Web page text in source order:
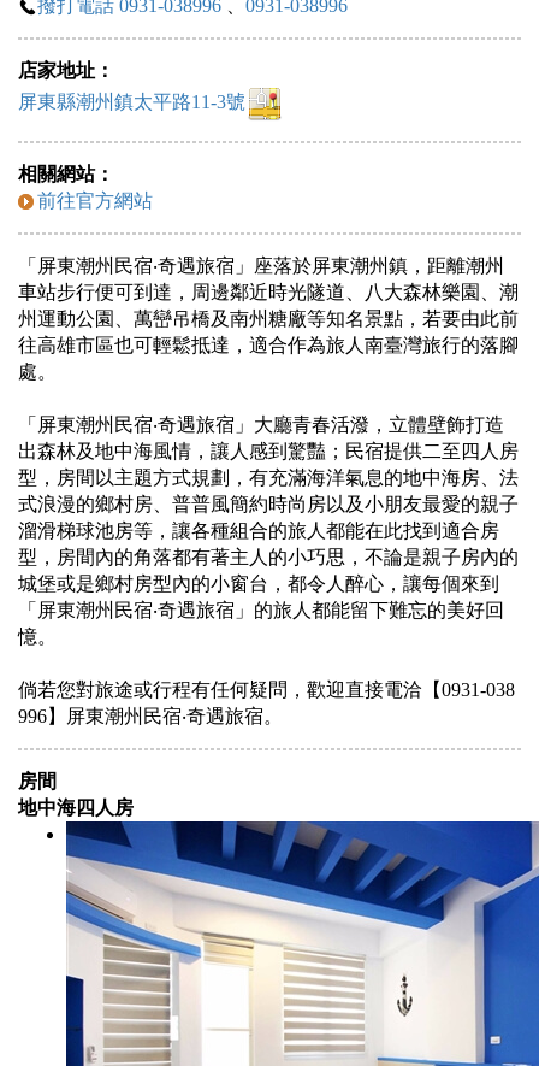
撥打電話 0931-038996 0931-038996
店家地址：
屏東縣潮州鎮太平路11-3號
相關網站：
前往官方網站
「屏東潮州民宿‧奇遇旅宿」座落於屏東潮州鎮，距離潮州
車站步行便可到達，周邊鄰近時光隧道、八大森林樂園、潮
州運動公園、萬巒吊橋及南州糖廠等知名景點，若要由此前
往高雄市區也可輕鬆抵達，適合作為旅人南臺灣旅行的落腳
處。
「屏東潮州民宿‧奇遇旅宿」大廳青春活潑，立體壁飾打造
出森林及地中海風情，讓人感到驚豔；民宿提供二至四人房
型，房間以主題方式規劃，有充滿海洋氣息的地中海房、法
式浪漫的鄉村房、普普風簡約時尚房以及小朋友最愛的親子
溜滑梯球池房等，讓各種組合的旅人都能在此找到適合房
型，房間內的角落都有著主人的小巧思，不論是親子房內的
城堡或是鄉村房型內的小窗台，都令人醉心，讓每個來到
「屏東潮州民宿‧奇遇旅宿」的旅人都能留下難忘的美好回
憶。
倘若您對旅途或行程有任何疑問，歡迎直接電洽【0931-038
996】屏東潮州民宿‧奇遇旅宿。
房間
地中海四人房